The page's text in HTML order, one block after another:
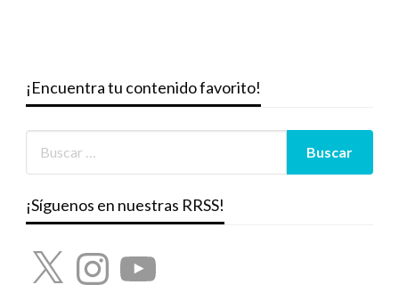
¡Encuentra tu contenido favorito!
¡Síguenos en nuestras RRSS!
X InstagramYouTube